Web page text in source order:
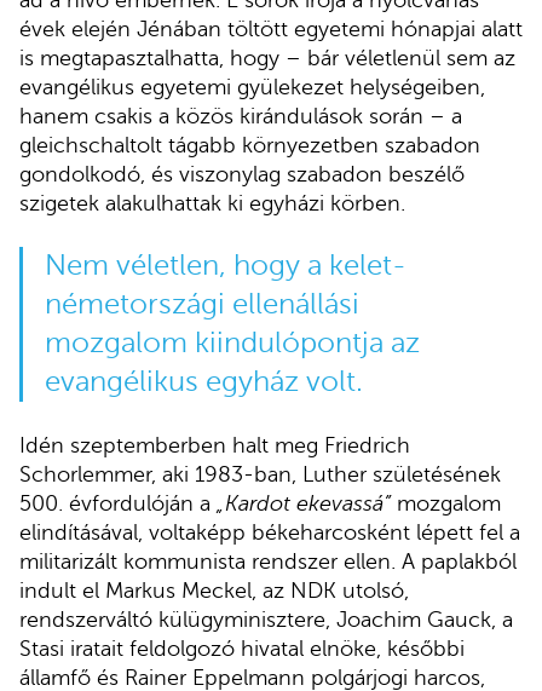
évek elején Jénában töltött egyetemi hónapjai alatt
is megtapasztalhatta, hogy – bár véletlenül sem az
evangélikus egyetemi gyülekezet helységeiben,
hanem csakis a közös kirándulások során – a
gleichschaltolt tágabb környezetben szabadon
gondolkodó, és viszonylag szabadon beszélő
szigetek alakulhattak ki egyházi körben.
Nem véletlen, hogy a kelet-
németországi ellenállási
mozgalom kiindulópontja az
evangélikus egyház volt.
Idén szeptemberben halt meg Friedrich
Schorlemmer, aki 1983-ban, Luther születésének
500. évfordulóján a
„Kardot ekevassá”mozgalom
elindításával, voltaképp békeharcosként lépett fel a
militarizált kommunista rendszer ellen. A paplakból
indult el Markus Meckel, az NDK utolsó,
rendszerváltó külügyminisztere, Joachim Gauck, a
Stasi iratait feldolgozó hivatal elnöke, későbbi
államfő és Rainer Eppelmann polgárjogi harcos,